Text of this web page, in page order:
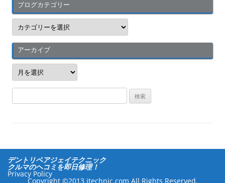
ブログカテゴリー
ブ
ロ
グ
カ
テ
ゴ
リ
アーカイブ
ア
ー
カ
イ
索
デントリペアジェイテクニック
クルマのヘコミを即日修理！
Privacy Policy
Copyright ©2013 jtechnic.com All Rights Reserved.